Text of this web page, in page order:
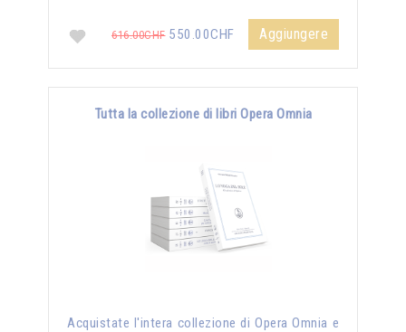
616.00CHF550.00CHF Aggiungere
Tutta la collezione di libri Opera Omnia
Acquistate l'intera collezione di Opera Omnia e